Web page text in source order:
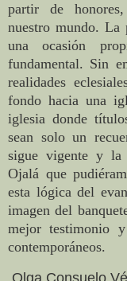
partir de
nuestro mundo. La
una ocasión
fundamental. Sin
realidades
fondo hacia una
iglesia donde
sean solo un
sigue vigente y la
Ojalá que
esta lógica del
imagen del
mejor testimonio
contemporáneos.
Olga Consuelo